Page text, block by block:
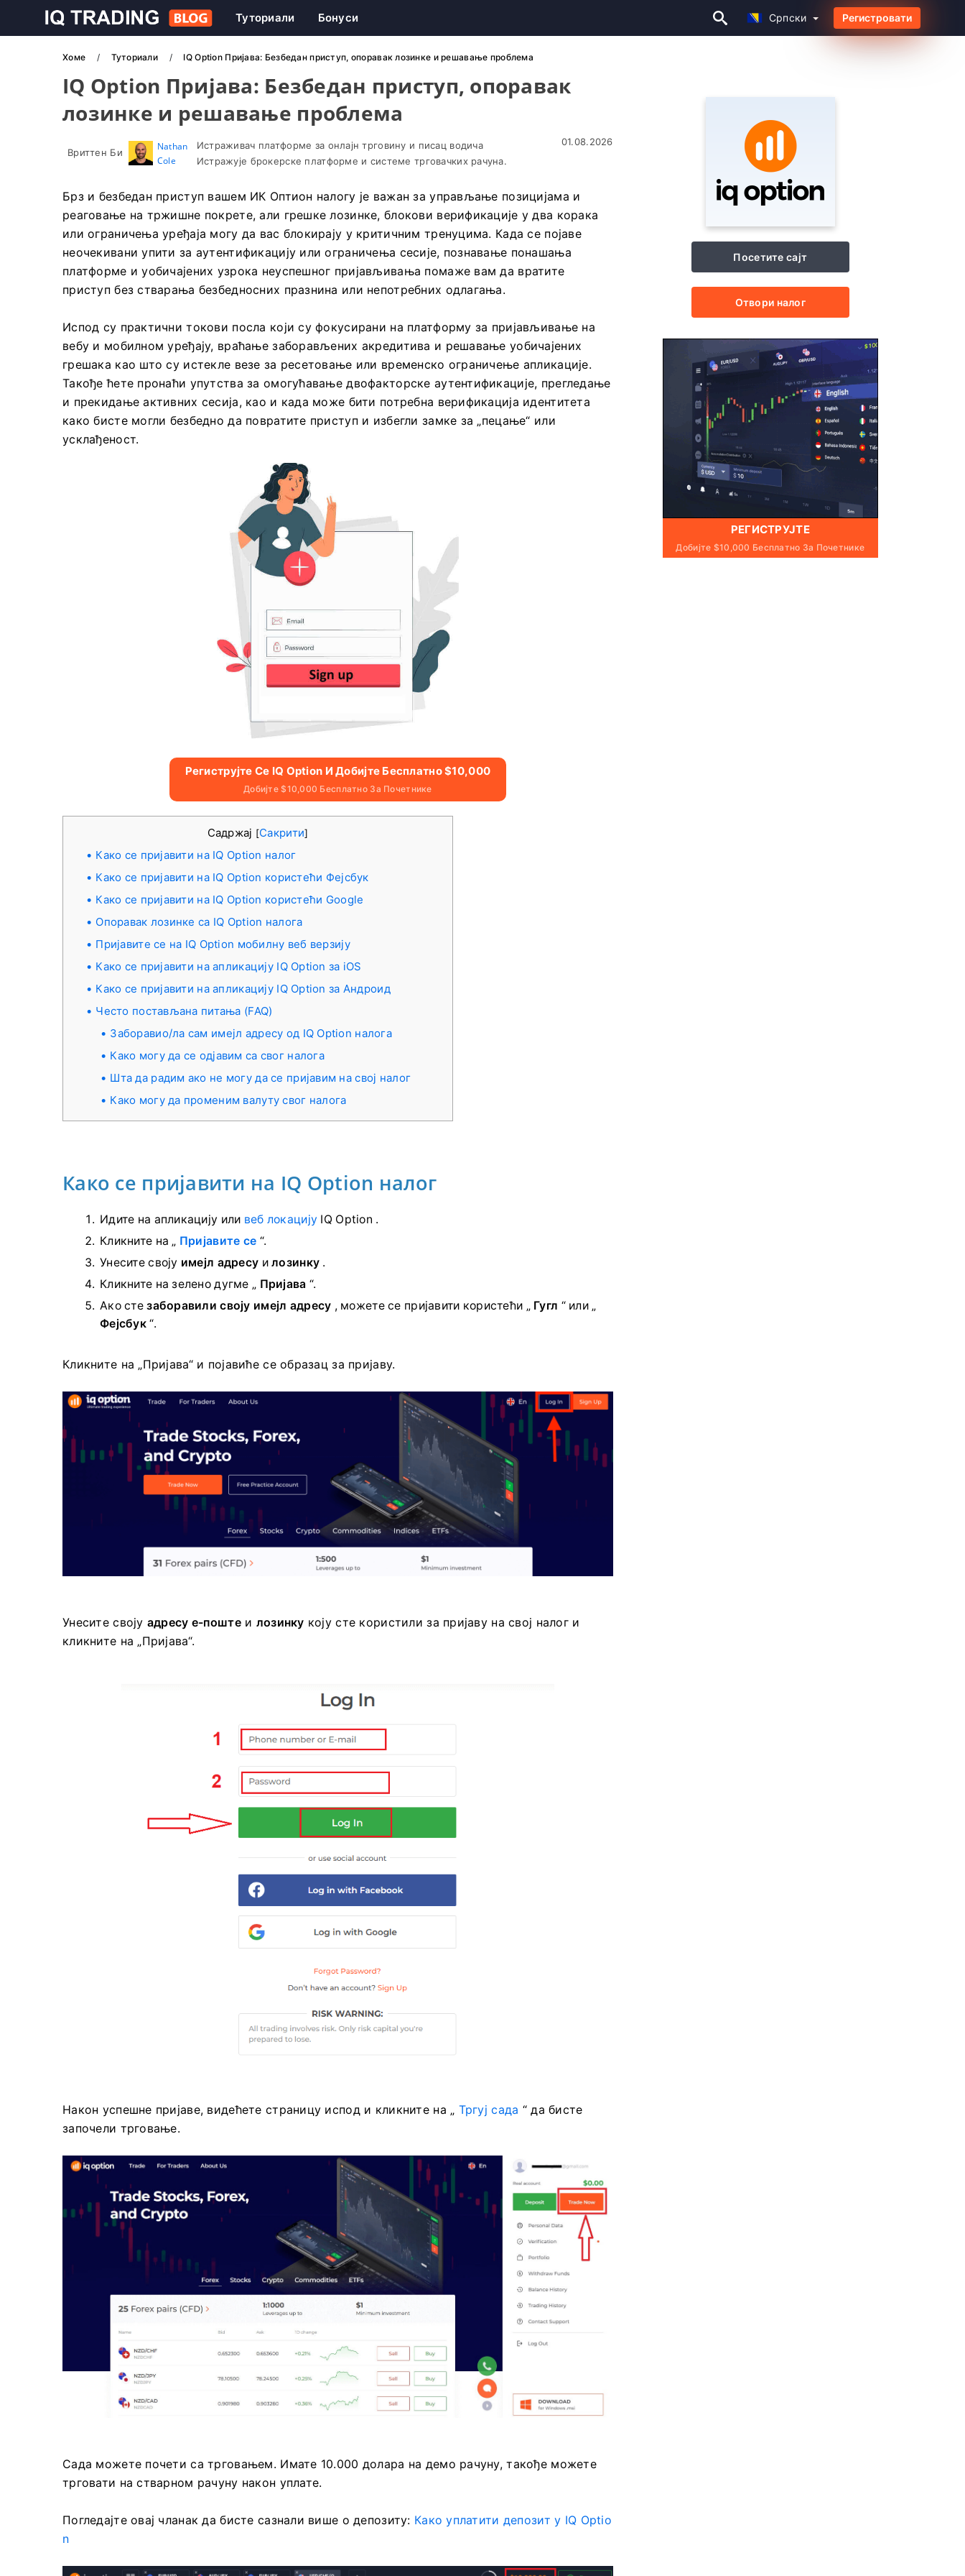
Српски
Туториали Бонуси Српски Регистровати
Хоме Туториали IQ Option Пријава: Безбедан приступ, опоравак лозинке и решавање проблема
IQ Option Пријава: Безбедан приступ, опоравак
лозинке и решавање проблема
Вриттен Би
Nathan
Cole
Истраживач платформе за онлајн трговину и писац водича
Истражује брокерске платформе и системе трговачких рачуна.
01.08.2026
Брз и безбедан приступ вашем ИК Оптион налогу је важан за управљање позицијама и
реаговање на тржишне покрете, али грешке лозинке, блокови верификације у два корака
или ограничења уређаја могу да вас блокирају у критичним тренуцима. Када се појаве
неочекивани упити за аутентификацију или ограничења сесије, познавање понашања
платформе и уобичајених узрока неуспешног пријављивања помаже вам да вратите
приступ без стварања безбедносних празнина или непотребних одлагања.
Испод су практични токови посла који су фокусирани на платформу за пријављивање на
вебу и мобилном уређају, враћање заборављених акредитива и решавање уобичајених
грешака као што су истекле везе за ресетовање или временско ограничење апликације.
Такође ћете пронаћи упутства за омогућавање двофакторске аутентификације, прегледање
и прекидање активних сесија, као и када може бити потребна верификација идентитета
како бисте могли безбедно да повратите приступ и избегли замке за „пецање“ или
усклађеност.
Региструјте Се IQ Option И Добијте Бесплатно $10,000
Добијте $10,000 Бесплатно За Почетнике
Садржај [Сакрити]
Како се пријавити на IQ Option налог
Како се пријавити на IQ Option користећи Фејсбук
Како се пријавити на IQ Option користећи Google
Опоравак лозинке са IQ Option налога
Пријавите се на IQ Option мобилну веб верзију
Како се пријавити на апликацију IQ Option за iOS
Како се пријавити на апликацију IQ Option за Андроид
Често постављана питања (FAQ)
Заборавио/ла сам имејл адресу од IQ Option налога
Како могу да се одјавим са свог налога
Шта да радим ако не могу да се пријавим на свој налог
Како могу да променим валуту свог налога
Како се пријавити на IQ Option налог
Идите на апликацију или веб локацију IQ Option .
Кликните на „ Пријавите се “.
Унесите своју имејл адресу илозинку .
Кликните на зелено дугме „ Пријава “.
Ако стезаборавили своју имејл адресу , можете се пријавити користећи „ Гугл “ или „
Фејсбук“.
Кликните на „Пријава“ и појавиће се образац за пријаву.
Унесите своју адресу е-поштеи лозинку коју сте користили за пријаву на свој налог и
кликните на „Пријава“.
Након успешне пријаве, видећете страницу испод и кликните на „ Тргуј сада “ да бисте
започели трговање.
Сада можете почети са трговањем. Имате 10.000 долара на демо рачуну, такође можете
трговати на стварном рачуну након уплате.
Погледајте овај чланак да бисте сазнали више о депозиту: Како уплатити депозит у IQ Optio
n
Посетите сајт
Отвори налог
РЕГИСТРУЈТЕ
Добијте $10,000 Бесплатно За Почетнике